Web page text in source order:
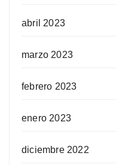
abril 2023
marzo 2023
febrero 2023
enero 2023
diciembre 2022